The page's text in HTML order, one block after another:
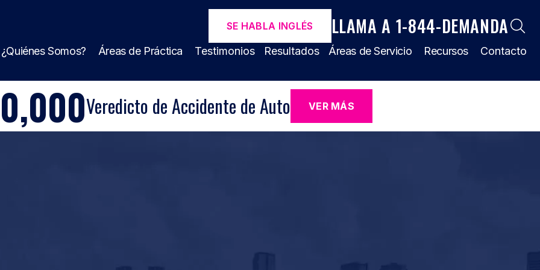
SE HABLA INGLÉS LLAMA A 1-844-DEMANDA
¿Quiénes Somos? Áreas de Práctica Testimonios Resultados Áreas de Servicio Recursos Contacto
Veredicto de Accidente de Auto VER MÁS